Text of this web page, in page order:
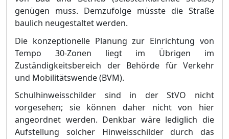
genügen muss. Demzufolge müsste die Straße
baulich neugestaltet werden.
Die konzeptionelle Planung zur Einrichtung von
Tempo 30-Zonen liegt im Übrigen im
Zuständigkeitsbereich der Behörde für Verkehr
und Mobilitätswende (BVM).
Schulhinweisschilder sind in der StVO nicht
vorgesehen; sie können daher nicht von hier
angeordnet werden. Denkbar wäre lediglich die
Aufstellung solcher Hinweisschilder durch das